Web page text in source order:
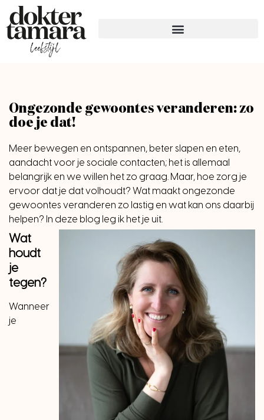
Ongezonde gewoontes veranderen: zo
doe je dat!
Meer bewegen en ontspannen, beter slapen en eten,
aandacht voor je sociale contacten; het is allemaal
belangrijk en we willen het zo graag. Maar, hoe zorg je
ervoor dat je dat volhoudt? Wat maakt ongezonde
gewoontes veranderen zo lastig en wat kan ons daarbij
helpen? In deze blog leg ik het je uit.
Wat
houdt
je
tegen?
Wanneer
je